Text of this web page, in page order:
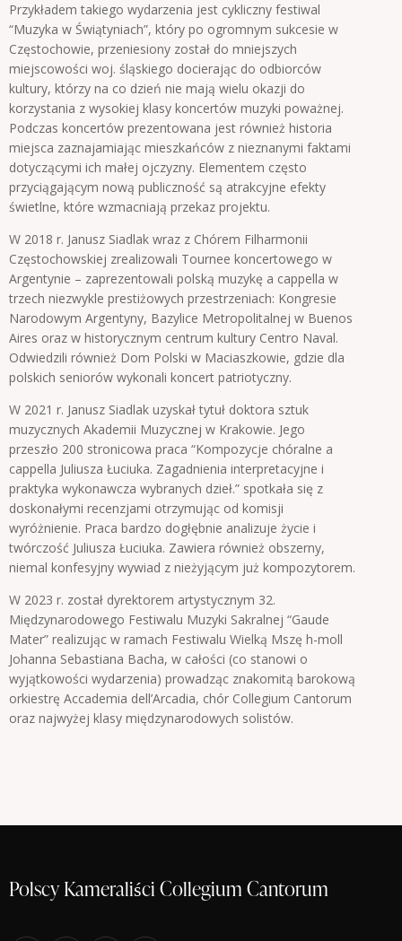
Przykładem takiego wydarzenia jest cykliczny festiwal
“Muzyka w Świątyniach”, który po ogromnym sukcesie w
Częstochowie, przeniesiony został do mniejszych
miejscowości woj. śląskiego docierając do odbiorców
kultury, którzy na co dzień nie mają wielu okazji do
korzystania z wysokiej klasy koncertów muzyki poważnej.
Podczas koncertów prezentowana jest również historia
miejsca zaznajamiając mieszkańców z nieznanymi faktami
dotyczącymi ich małej ojczyzny. Elementem często
przyciągającym nową publiczność są atrakcyjne efekty
świetlne, które wzmacniają przekaz projektu.
W 2018 r. Janusz Siadlak wraz z Chórem Filharmonii
Częstochowskiej zrealizowali Tournee koncertowego w
Argentynie – zaprezentowali polską muzykę a cappella w
trzech niezwykle prestiżowych przestrzeniach: Kongresie
Narodowym Argentyny, Bazylice Metropolitalnej w Buenos
Aires oraz w historycznym centrum kultury Centro Naval.
Odwiedzili również Dom Polski w Maciaszkowie, gdzie dla
polskich seniorów wykonali koncert patriotyczny.
W 2021 r. Janusz Siadlak uzyskał tytuł doktora sztuk
muzycznych Akademii Muzycznej w Krakowie. Jego
przeszło 200 stronicowa praca “Kompozycje chóralne a
cappella Juliusza Łuciuka. Zagadnienia interpretacyjne i
praktyka wykonawcza wybranych dzieł.” spotkała się z
doskonałymi recenzjami otrzymując od komisji
wyróżnienie. Praca bardzo dogłębnie analizuje życie i
twórczość Juliusza Łuciuka. Zawiera również obszerny,
niemal konfesyjny wywiad z nieżyjącym już kompozytorem.
W 2023 r. został dyrektorem artystycznym 32.
Międzynarodowego Festiwalu Muzyki Sakralnej “Gaude
Mater” realizując w ramach Festiwalu Wielką Mszę h-moll
Johanna Sebastiana Bacha, w całości (co stanowi o
wyjątkowości wydarzenia) prowadząc znakomitą barokową
orkiestrę Accademia dell’Arcadia, chór Collegium Cantorum
oraz najwyżej klasy międzynarodowych solistów.
Polscy Kameraliści Collegium Cantorum